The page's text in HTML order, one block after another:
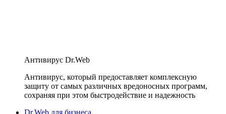
Антивирус Dr.Web
Антивирус, который предоставляет комплексную
защиту от самых различных вредоносных программ,
сохраняя при этом быстродействие и надежность
Dr.Web для бизнеса